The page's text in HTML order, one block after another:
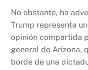
No obstante, ha
Trump representa
opinión compartida
general de Arizona,
borde de una